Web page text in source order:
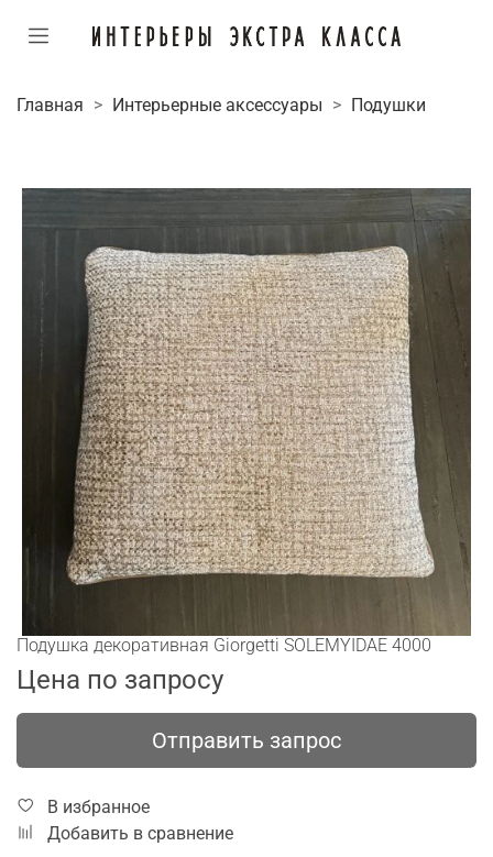
Главная Интерьерные аксессуары Подушки
Подушка декоративная Giorgetti SOLEMYIDAE 4000
Цена по запросу
Отправить запрос
В избранное
Добавить в сравнение